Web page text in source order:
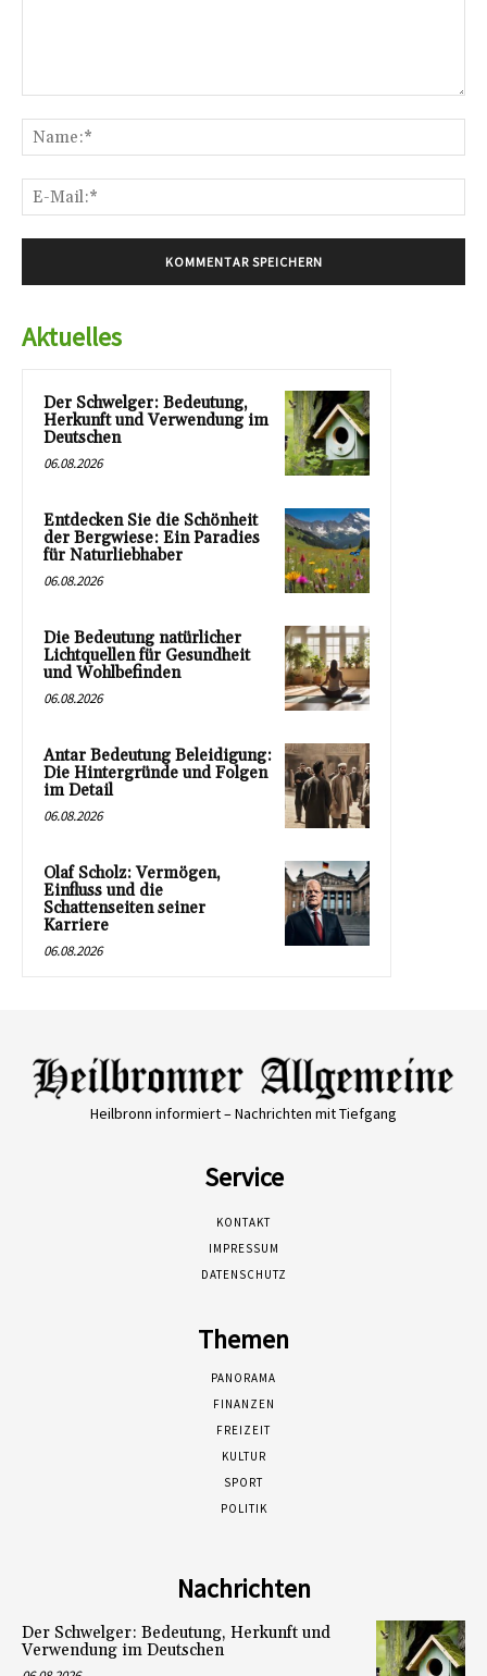
Aktuelles
Der Schwelger: Bedeutung,
Herkunft und Verwendung im
Deutschen
06.08.2026
Entdecken Sie die Schönheit
der Bergwiese: Ein Paradies
für Naturliebhaber
06.08.2026
Die Bedeutung natürlicher
Lichtquellen für Gesundheit
und Wohlbefinden
06.08.2026
Antar Bedeutung Beleidigung:
Die Hintergründe und Folgen
im Detail
06.08.2026
Olaf Scholz: Vermögen,
Einfluss und die
Schattenseiten seiner
Karriere
06.08.2026
Heilbronn informiert – Nachrichten mit Tiefgang
Service
KONTAKT
IMPRESSUM
DATENSCHUTZ
Themen
PANORAMA
FINANZEN
FREIZEIT
KULTUR
SPORT
POLITIK
Nachrichten
Der Schwelger: Bedeutung, Herkunft und
Verwendung im Deutschen